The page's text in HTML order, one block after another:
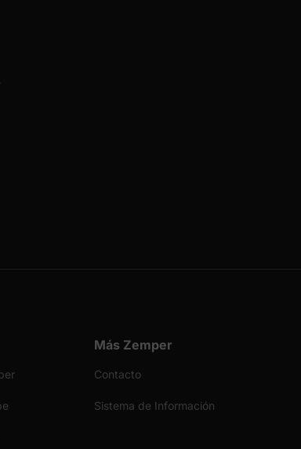
Más Zemper
Contacto
Sistema de Información